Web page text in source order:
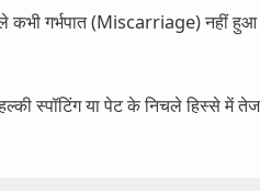
गर्भपात (Miscarriage) नहीं हुआ
स्पॉटिंग या पेट के निचले हिस्से में